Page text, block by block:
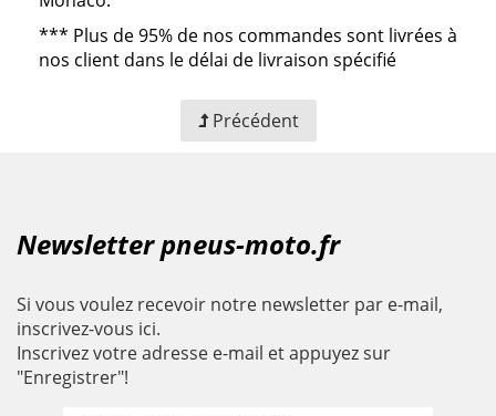
*** Plus de 95% de nos commandes sont livrées à
nos client dans le délai de livraison spécifié
Précédent
Newsletter pneus-moto.fr
Si vous voulez recevoir notre newsletter par e-mail,
inscrivez-vous ici.
Inscrivez votre adresse e-mail et appuyez sur
"Enregistrer"!